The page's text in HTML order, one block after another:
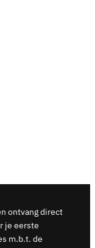
ontvang direct
je eerste
m.b.t. de